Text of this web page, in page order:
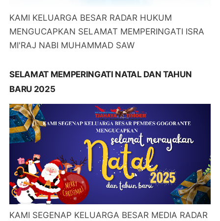
KAMI KELUARGA BESAR RADAR HUKUM
MENGUCAPKAN SELAMAT MEMPERINGATI ISRA
MI'RAJ NABI MUHAMMAD SAW
SELAMAT MEMPERINGATI NATAL DAN TAHUN
BARU 2025
KAMI SEGENAP KELUARGA BESAR MEDIA RADAR